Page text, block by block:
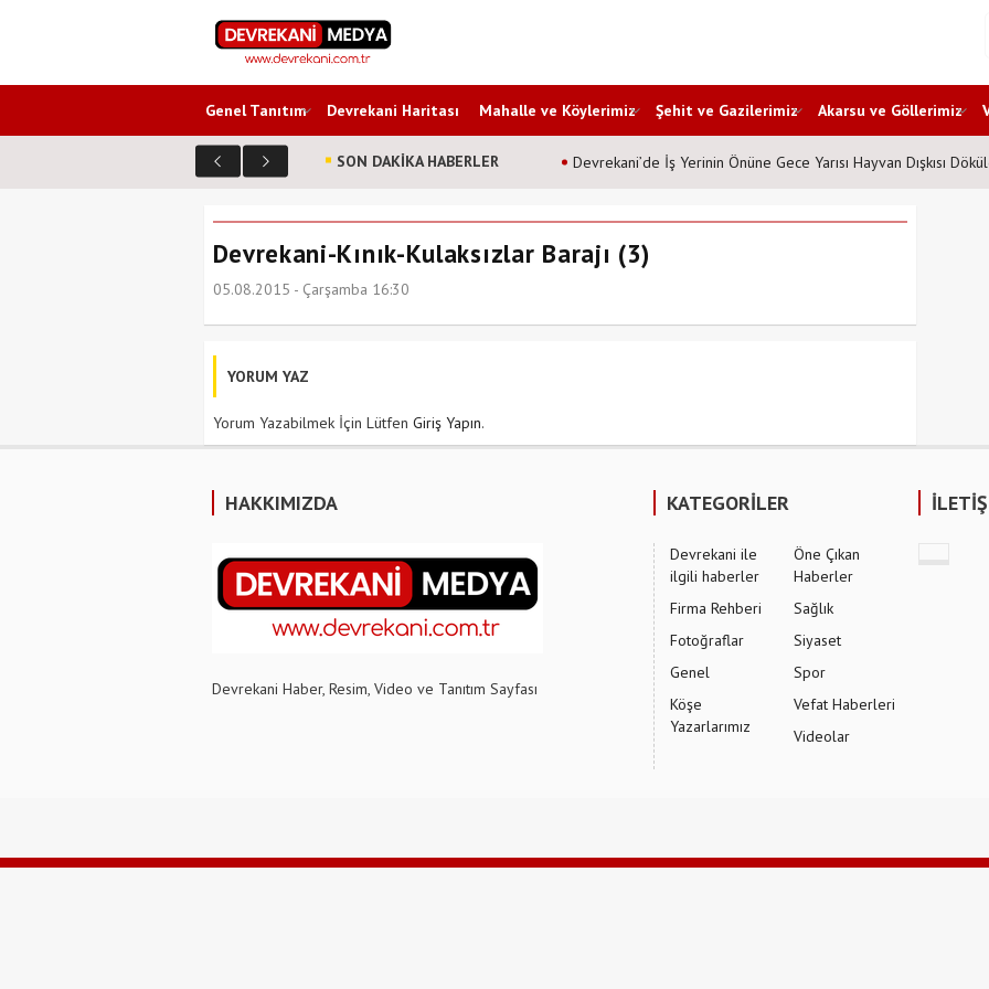
Genel Tanıtım Devrekani Haritası Mahalle ve Köylerimiz Şehit ve Gazilerimiz Akarsu ve Göllerimiz
SON DAKİKA HABERLER Devrekani’de İş Yerinin Önüne Gece Yarısı Hayvan Dışkısı
Devrekani-Kınık-Kulaksızlar Barajı (3)
05.08.2015 - Çarşamba 16:30
YORUM YAZ
Yorum Yazabilmek İçin Lütfen Giriş Yapın.
HAKKIMIZDA
Devrekani Haber, Resim, Video ve Tanıtım Sayfası
KATEGORİLER
Devrekani ile
ilgili haberler
Firma Rehberi
Fotoğraflar
Genel
Köşe
Yazarlarımız
Öne Çıkan
Haberler
Sağlık
Siyaset
Spor
Vefat Haberleri
Videolar